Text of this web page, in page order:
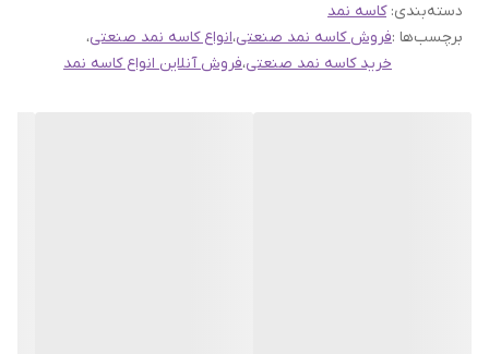
دسته‌بندی:کاسه نمد
برچسب‌ها :فروش کاسه نمد صنعتی،انواع کاسه نمد صنعتی،
خرید کاسه نمد صنعتی،فروش آنلاین انواع کاسه نمد